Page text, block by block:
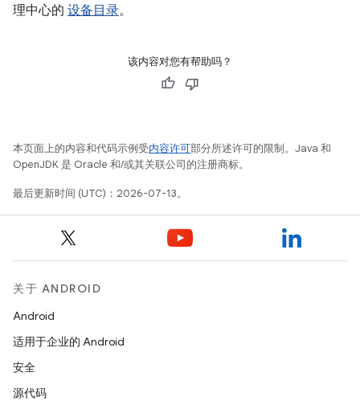
理中心的 设备目录。
该内容对您有帮助吗？
本页面上的内容和代码示例受内容许可部分所述许可的限制。Java 和
OpenJDK 是 Oracle 和/或其关联公司的注册商标。
最后更新时间 (UTC)：2026-07-13。
关于 ANDROID
Android
适用于企业的 Android
安全
源代码